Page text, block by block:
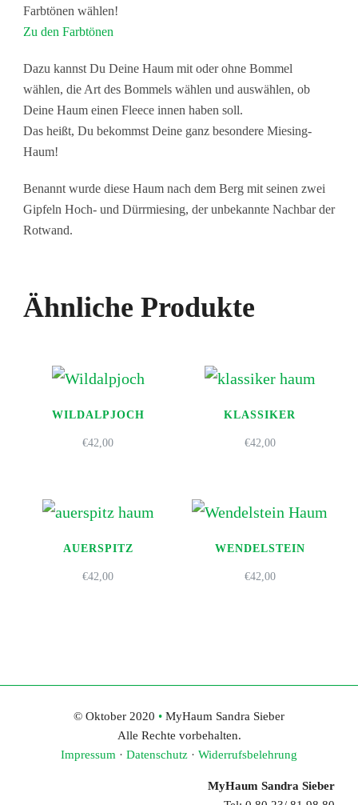
Farbtönen wählen!
Zu den Farbtönen
Dazu kannst Du Deine Haum mit oder ohne Bommel
wählen, die Art des Bommels wählen und auswählen, ob
Deine Haum einen Fleece innen haben soll.
Das heißt, Du bekommst Deine ganz besondere Miesing-
Haum!
Benannt wurde diese Haum nach dem Berg mit seinen zwei
Gipfeln Hoch- und Dürrmiesing, der unbekannte Nachbar der
Rotwand.
Ähnliche Produkte
WILDALPJOCH
€42,00
KLASSIKER
€42,00
AUERSPITZ
€42,00
WENDELSTEIN
€42,00
© Oktober 2020 • MyHaum Sandra Sieber
Alle Rechte vorbehalten.
Impressum · Datenschutz · Widerrufsbelehrung
MyHaum Sandra Sieber